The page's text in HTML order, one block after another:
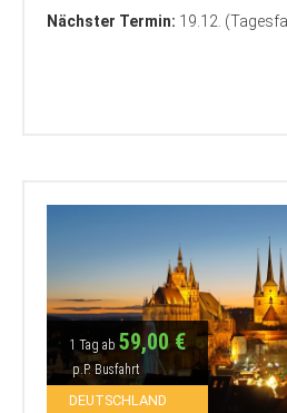
Nächster Termin: 19.12.
1 Tag ab 59,00 €
p.P. Busfahrt
DEUTSCHLAND